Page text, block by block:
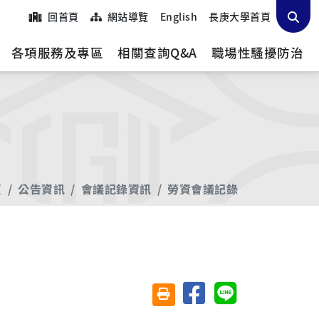
回首頁 網站導覽 English 長庚大學首頁
各項服務及專區 相關查詢Q&A 職場性騷擾防治
公告資訊 會議記錄資訊 勞資會議記錄
友善列印(另開視窗)
分享至臉書分享至 Line